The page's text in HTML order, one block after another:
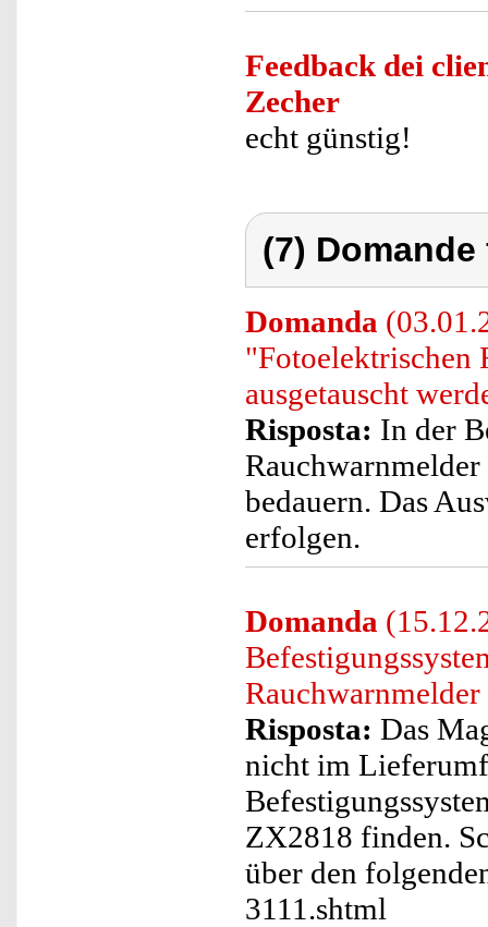
Feedback dei
Zecher
echt günstig!
(7)
Domanda
"Fotoelektrischen
ausgetauscht
Risposta: In der
bedauern. Das
erfolgen.
Domanda
Risposta: Das
nicht im
ZX2818 finden.
über den
3111.shtml